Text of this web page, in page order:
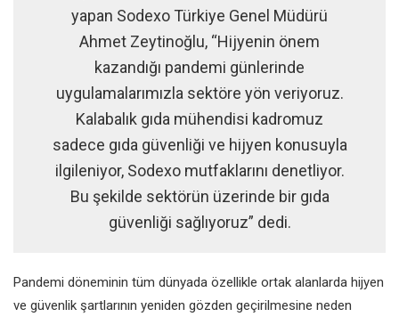
yapan Sodexo Türkiye Genel Müdürü
Ahmet Zeytinoğlu, “Hijyenin önem
kazandığı pandemi günlerinde
uygulamalarımızla sektöre yön veriyoruz.
Kalabalık gıda mühendisi kadromuz
sadece gıda güvenliği ve hijyen konusuyla
ilgileniyor, Sodexo mutfaklarını denetliyor.
Bu şekilde sektörün üzerinde bir gıda
güvenliği sağlıyoruz” dedi.
Pandemi döneminin tüm dünyada özellikle ortak alanlarda hijyen
ve güvenlik şartlarının yeniden gözden geçirilmesine neden